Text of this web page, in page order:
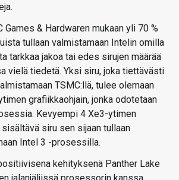
Games & Hardwaren mukaan yli 70 %
tullaan valmistamaan Intelin omilla
tarkkaa jakoa tai edes sirujen määrää
vielä tiedetä. Yksi siru, joka tiettävästi
TSMC:llä, tulee olemaan
grafiikkaohjain, jonka odotetaan
Kevyempi 4 Xe3-ytimen
siru sen sijaan tullaan
Intel 3 -prosessilla.
kehityksenä Panther Lake